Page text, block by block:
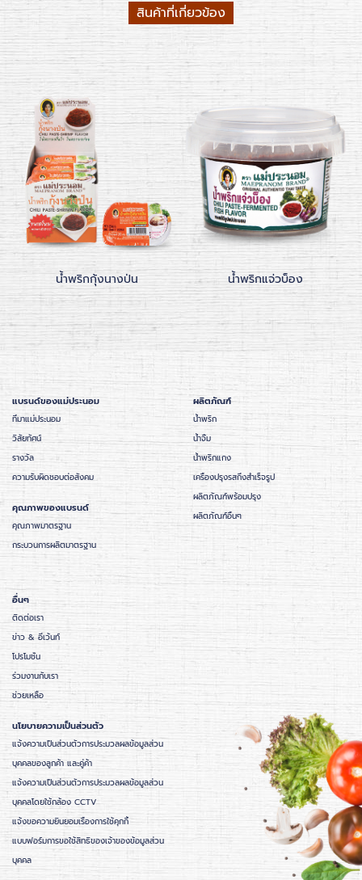
สินค้าที่เกี่ยวข้อง
น้ำพริกกุ้งนางป่น น้ำพริกแจ่วบ็อง
แบรนด์ของแม่ประนอม
ที่มาแม่ประนอม
วิสัยทัศน์
รางวัล
ความรับผิดชอบต่อสังคม
คุณภาพของแบรนด์
คุณภาพมาตรฐาน
กระบวนการผลิตมาตรฐาน
ผลิตภัณฑ์
น้ำพริก
น้ำจิ้ม
น้ำพริกแกง
เครื่องปรุงรสกึ่งสำเร็จรูป
ผลิตภัณฑ์พร้อมปรุง
ผลิตภัณฑ์อื่นๆ
อื่นๆ
ติดต่อเรา
ข่าว & อีเว้นท์
โปรโมชั่น
ร่วมงานกับเรา
ช่วยเหลือ
นโยบายความเป็นส่วนตัว
แจ้งความเป็นส่วนตัวการประมวลผลข้อมูลส่วน
บุคคลของลูกค้า และคู่ค้า
แจ้งความเป็นส่วนตัวการประมวลผลข้อมูลส่วน
บุคคลโดยใช้กล้อง CCTV
แจ้งขอความยินยอมเรื่องการใช้คุกกี้
แบบฟอร์มการขอใช้สิทธิของเจ้าของข้อมูลส่วน
บุคคล